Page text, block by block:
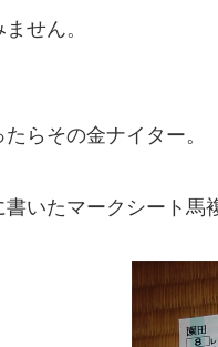
せん。
らその金ナイター。
書いたマークシート馬